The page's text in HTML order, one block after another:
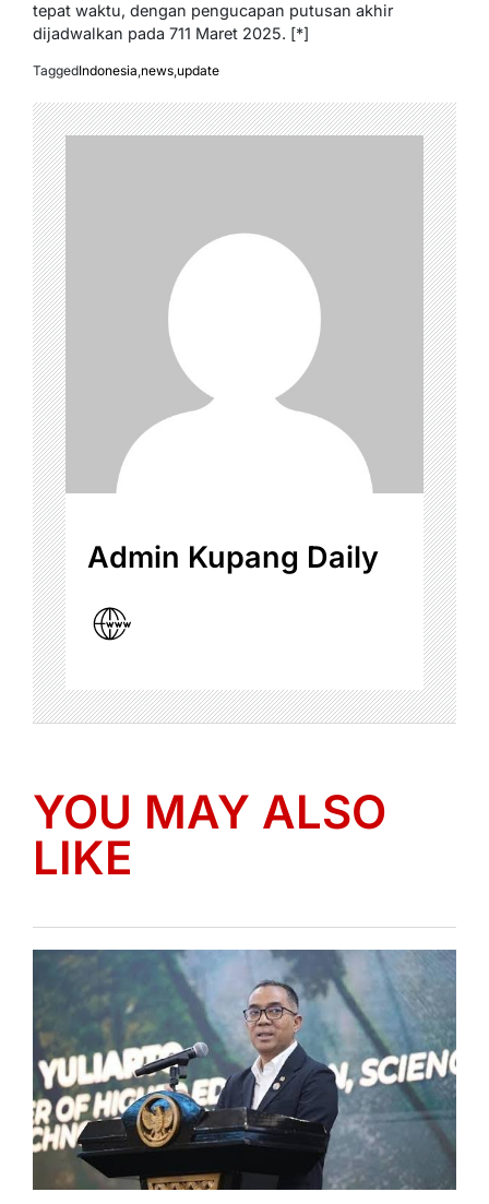
tepat waktu, dengan pengucapan putusan akhir
dijadwalkan pada 711 Maret 2025. [*]
TaggedIndonesia,news,update
Admin Kupang Daily
YOU MAY ALSO
LIKE